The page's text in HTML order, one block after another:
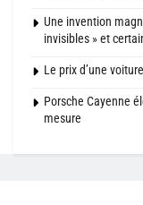
Une invention
invisibles » et
Le prix d’une
Porsche Cayenne
mesure